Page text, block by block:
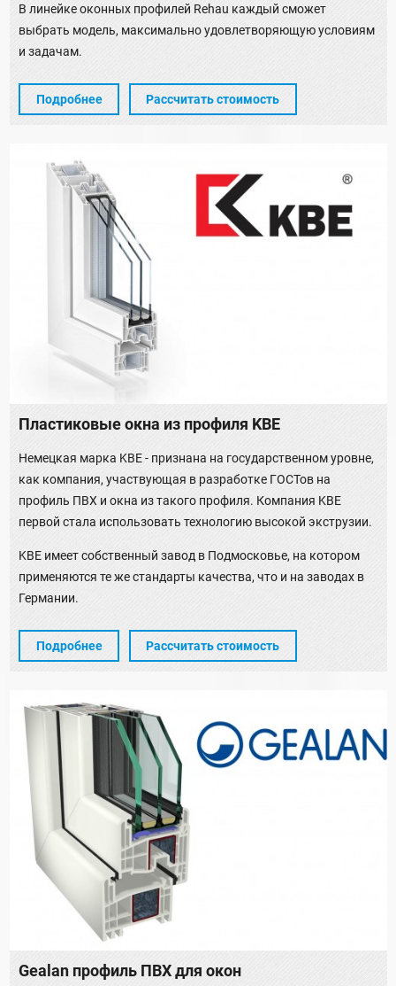
В линейке оконных профилей Rehau каждый сможет
выбрать модель, максимально удовлетворяющую условиям
и задачам.
Подробнее Рассчитать стоимость
Пластиковые окна из профиля KBE
Немецкая марка KBE - признана на государственном уровне,
как компания, участвующая в разработке ГОСТов на
профиль ПВХ и окна из такого профиля. Компания KBE
первой стала использовать технологию высокой экструзии.
KBE имеет собственный завод в Подмосковье, на котором
применяются те же стандарты качества, что и на заводах в
Германии.
Подробнее Рассчитать стоимость
Gealan профиль ПВХ для окон